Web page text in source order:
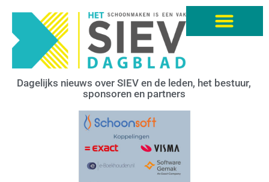
Dagelijks nieuws over SIEV en de leden, het bestuur,
sponsoren en partners